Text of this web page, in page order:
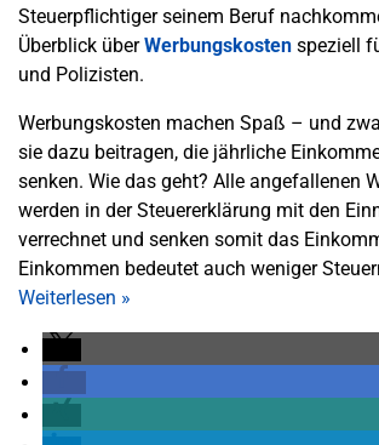
Steuerpflichtiger seinem Beruf
Überblick überWerbungskosten speziell
und Polizisten.
Werbungskosten machen Spaß – und
sie dazu beitragen, die jährliche
senken. Wie das geht? Alle angefallenen
werden in der Steuererklärung mit den
verrechnet und senken somit das
Einkommen bedeutet auch weniger
Weiterlesen »